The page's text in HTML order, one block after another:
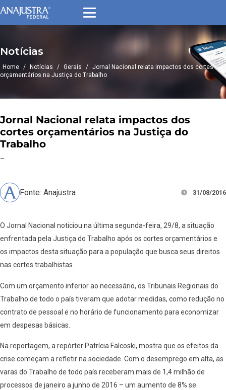
Notícias
Home / Notícias / Gerais / Jornal Nacional relata impactos dos cortes
orçamentários na Justiça do Trabalho
Jornal Nacional relata impactos dos
cortes orçamentários na Justiça do
Trabalho
–
Fonte: Anajustra 31/08/2016
O Jornal Nacional noticiou na última segunda-feira, 29/8, a situação
enfrentada pela Justiça do Trabalho após os cortes orçamentários e
os impactos desta situação para a população que busca seus direitos
nas cortes trabalhistas.
Com um orçamento inferior ao necessário, os Tribunais Regionais do
Trabalho de todo o país tiveram que adotar medidas, como redução no
contrato de pessoal e no horário de funcionamento para economizar
em despesas básicas.
Na reportagem, a repórter Patrícia Falcoski, mostra que os efeitos da
crise começam a refletir na sociedade. Com o desemprego em alta, as
varas do Trabalho de todo país receberam mais de 1,4 milhão de
processos de janeiro a junho de 2016 – um aumento de 8% se